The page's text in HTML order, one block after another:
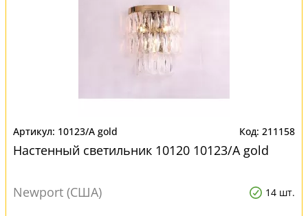
10123/A gold 211158
Настенный светильник 10120 10123/A gold
Newport (США) 14 шт.